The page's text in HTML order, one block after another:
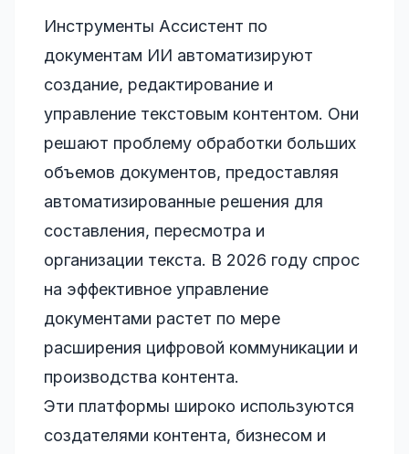
Инструменты Ассистент по
документам ИИ автоматизируют
создание, редактирование и
управление текстовым контентом. Они
решают проблему обработки больших
объемов документов, предоставляя
автоматизированные решения для
составления, пересмотра и
организации текста. В 2026 году спрос
на эффективное управление
документами растет по мере
расширения цифровой коммуникации и
производства контента.
Эти платформы широко используются
создателями контента, бизнесом и